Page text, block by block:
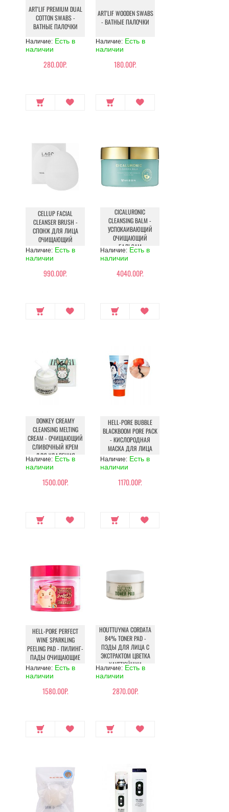
ART'LIF PREMIUM DUAL
COTTON SWABS -
ВАТНЫЕ ПАЛОЧКИ
Наличие: Есть в
наличии
280.00Р.
ART'LIF WOODEN SWABS
- ВАТНЫЕ ПАЛОЧКИ
Наличие: Есть в
наличии
180.00Р.
CELLUP FACIAL
CLEANSER BRUSH -
СПОНЖ ДЛЯ ЛИЦА
ОЧИЩАЮЩИЙ
Наличие: Есть в
наличии
990.00Р.
CICALURONIC
CLEANSING BALM -
УСПОКАИВАЮЩИЙ
ОЧИЩАЮЩИЙ
БАЛЬЗАМ
Наличие: Есть в
наличии
4040.00Р.
DONKEY CREAMY
CLEANSING MELTING
CREAM - ОЧИЩАЮЩИЙ
СЛИВОЧНЫЙ КРЕМ
ДЛЯ УДАЛЕНИЯ
ЗАГРЯЗНЕНИЙ И
Наличие: Есть в
наличии
1500.00Р.
HELL-PORE BUBBLE
BLACKBOOM PORE PACK
- КИСЛОРОДНАЯ
МАСКА ДЛЯ ЛИЦА
Наличие: Есть в
наличии
1170.00Р.
HELL-PORE PERFECT
WINE SPARKLING
PEELING PAD - ПИЛИНГ-
ПАДЫ ОЧИЩАЮЩИЕ
Наличие: Есть в
наличии
1580.00Р.
HOUTTUYNIA CORDATA
84% TONER PAD -
ПЭДЫ ДЛЯ ЛИЦА С
ЭКСТРАКТОМ ЦВЕТКА
ХАУТТЮЙНИИ
Наличие: Есть в
наличии
2870.00Р.